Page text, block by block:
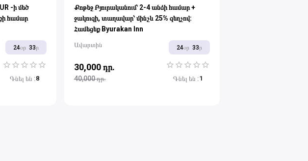
-ի մեծ
համար
24օր 33ր
1 Star
2 Stars
3 Stars
4 Stars
5 Stars
Գնել են :8
Քոթեջ Բյուրականում՝ 2-4 անձի համար +
ջակուզի, տաղավար՝ մինչև 25% զեղչով:
Համեցեք Byurakan Inn
Ավարտին 24օր 33ր
30,000 դր.
40,000 դր. 1 Star
2 Stars
3 Stars
4 Stars
5 Stars
Գնել են :1